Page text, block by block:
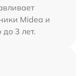
Midea и
3 лет.